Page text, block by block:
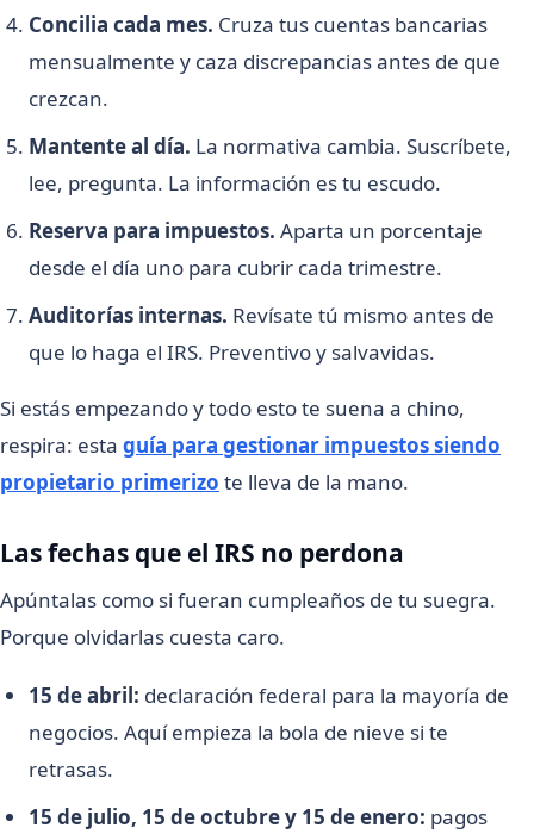
Concilia cada mes. Cruza tus cuentas bancarias
mensualmente y caza discrepancias antes de que
crezcan.
Mantente al día. La normativa cambia. Suscríbete,
lee, pregunta. La información es tu escudo.
Reserva para impuestos. Aparta un porcentaje
desde el día uno para cubrir cada trimestre.
Auditorías internas. Revísate tú mismo antes de
que lo haga el IRS. Preventivo y salvavidas.
Si estás empezando y todo esto te suena a chino,
respira: esta guía para gestionar impuestos siendo
propietario primerizo te lleva de la mano.
Las fechas que el IRS no perdona
Apúntalas como si fueran cumpleaños de tu suegra.
Porque olvidarlas cuesta caro.
15 de abril: declaración federal para la mayoría de
negocios. Aquí empieza la bola de nieve si te
retrasas.
15 de julio, 15 de octubre y 15 de enero: pagos